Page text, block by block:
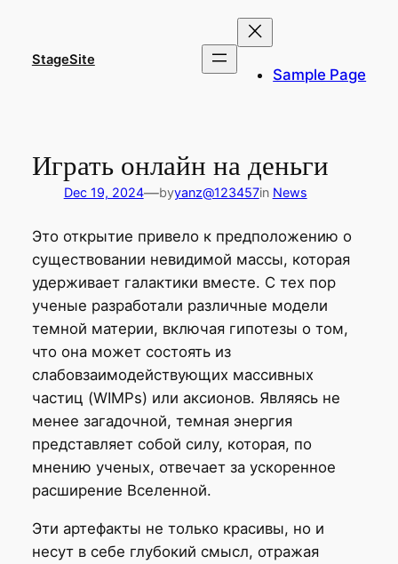
contentStageSite
Sample Page
Играть онлайн на деньги
Dec 19, 2024—byyanz@123457in News
Это открытие привело к предположению о
существовании невидимой массы, которая
удерживает галактики вместе. С тех пор
ученые разработали различные модели
темной материи, включая гипотезы о том,
что она может состоять из
слабовзаимодействующих массивных
частиц (WIMPs) или аксионов. Являясь не
менее загадочной, темная энергия
представляет собой силу, которая, по
мнению ученых, отвечает за ускоренное
расширение Вселенной.
Эти артефакты не только красивы, но и
несут в себе глубокий смысл, отражая